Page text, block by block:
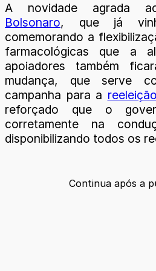
A novidade agrada
Bolsonaro, que já
comemorando a
farmacológicas que a
apoiadores também
mudança, que serve
campanha para a reeleição
reforçado que o
corretamente na
disponibilizando todos os
Continua após a